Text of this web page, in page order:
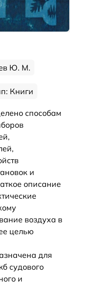
Ю. М.
Книги
способам
и
описание
воздуха в
целью
для
судового
и